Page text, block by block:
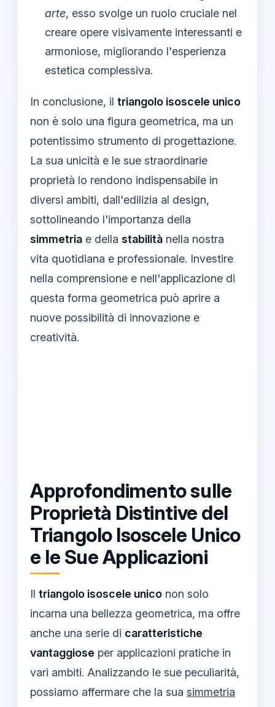
arte, esso svolge un ruolo cruciale nel
creare opere visivamente interessanti e
armoniose, migliorando l'esperienza
estetica complessiva.
In conclusione, il triangolo isoscele unico
non è solo una figura geometrica, ma un
potentissimo strumento di progettazione.
La sua unicità e le sue straordinarie
proprietà lo rendono indispensabile in
diversi ambiti, dall'edilizia al design,
sottolineando l'importanza della
simmetria e della stabilità nella nostra
vita quotidiana e professionale. Investire
nella comprensione e nell'applicazione di
questa forma geometrica può aprire a
nuove possibilità di innovazione e
creatività.
Approfondimento sulle
Proprietà Distintive del
Triangolo Isoscele Unico
e le Sue Applicazioni
Il triangolo isoscele unico non solo
incarna una bellezza geometrica, ma offre
anche una serie di caratteristiche
vantaggiose per applicazioni pratiche in
vari ambiti. Analizzando le sue peculiarità,
possiamo affermare che la sua simmetria